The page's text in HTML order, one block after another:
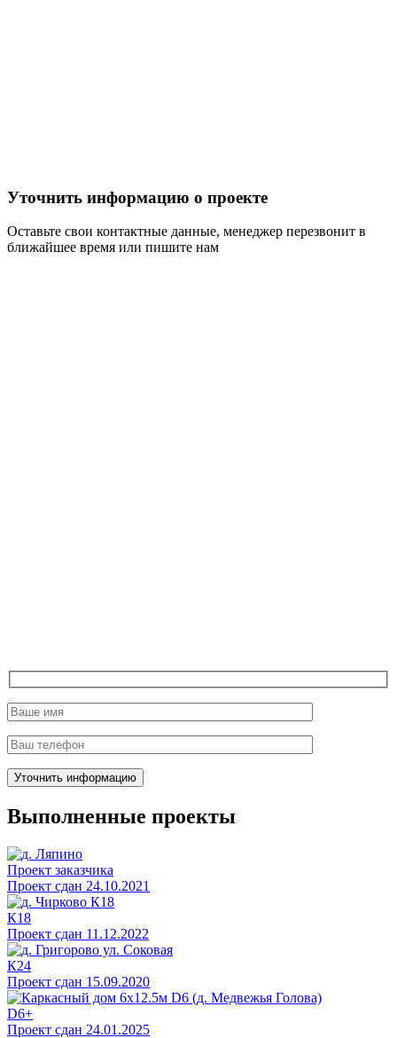
Уточнить информацию о проекте
Оставьте свои контактные данные, менеджер перезвонит в
ближайшее время или пишите нам
Выполненные проекты
Проект заказчика
Проект сдан 24.10.2021
К18
Проект сдан 11.12.2022
К24
Проект сдан 15.09.2020
D6+
Проект сдан 24.01.2025